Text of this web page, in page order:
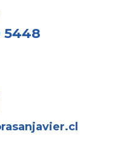
5448